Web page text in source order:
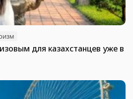
для казахстанцев уже в